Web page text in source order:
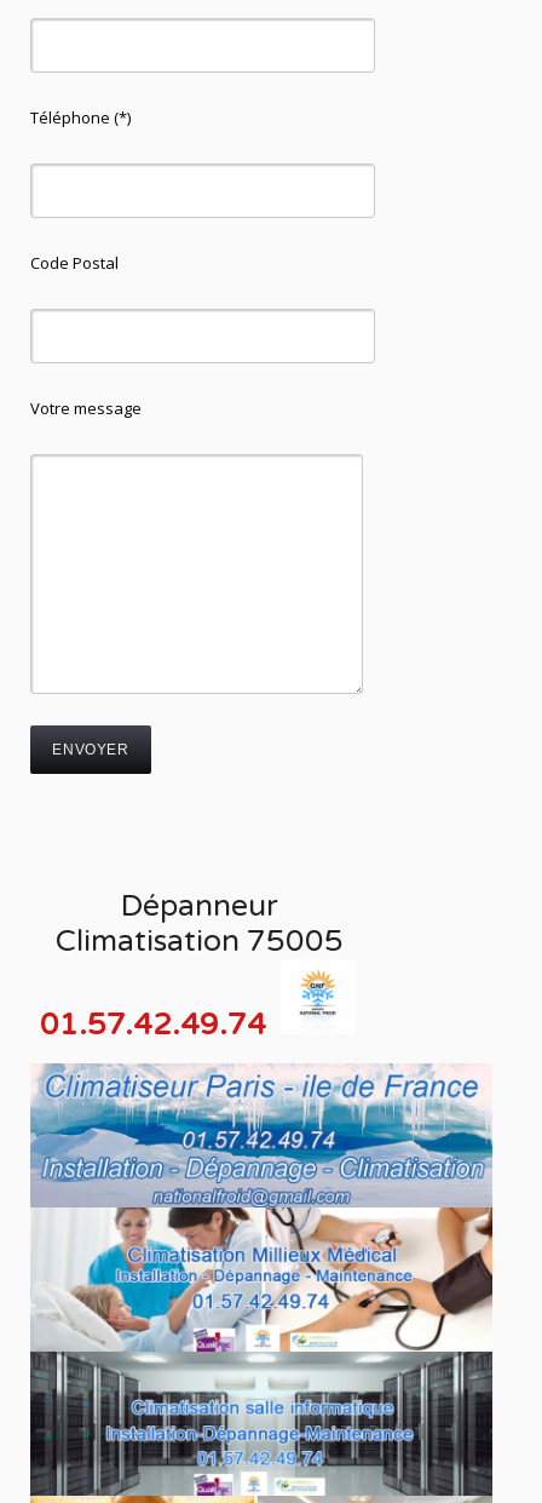
Téléphone (*)
Code Postal
Votre message
Dépanneur
Climatisation 75005
01.57.42.49.74